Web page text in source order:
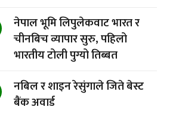
नेपाल भूमि लिपुलेकवाट भारत र
चीनबिच व्यापार सुरु, पहिलो
भारतीय टोली पुग्यो तिब्बत
नबिल र शाइन रेसुंगाले जिते बेस्ट
बैंक अवार्ड